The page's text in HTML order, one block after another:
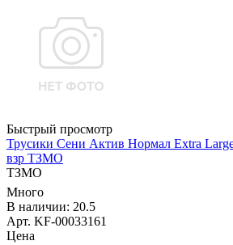
Быстрый просмотр
Трусики Сени Актив Нормал Extra
взр ТЗМО
ТЗМО
Много
В наличии: 20.5
Арт. KF-00033161
Цена